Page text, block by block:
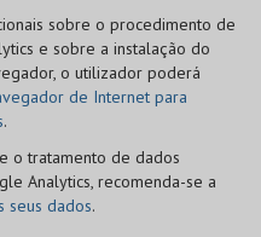
sobre o procedimento de
e sobre a instalação do
o utilizador poderá
de Internet para
.
o tratamento de dados
Analytics, recomenda-se a
seus dados.